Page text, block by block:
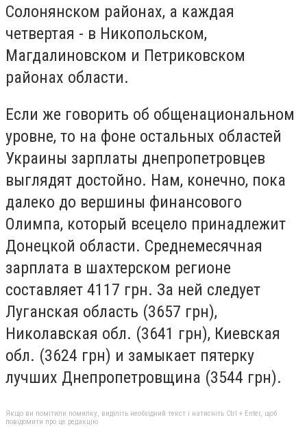
Солонянском районах, а каждая
четвертая - в Никопольском,
Магдалиновском и Петриковском
районах области.
Если же говорить об общенациональном
уровне, то на фоне остальных областей
Украины зарплаты днепропетровцев
выглядят достойно. Нам, конечно, пока
далеко до вершины финансового
Олимпа, который всецело принадлежит
Донецкой области. Среднемесячная
зарплата в шахтерском регионе
составляет 4117 грн. За ней следует
Луганская область (3657 грн),
Николавская обл. (3641 грн), Киевская
обл. (3624 грн) и замыкает пятерку
лучших Днепропетровщина (3544 грн).
Якщо ви помітили помилку, виділіть необхідний текст і натисніть Ctrl + Enter, щоб
повідомити про це редакцію